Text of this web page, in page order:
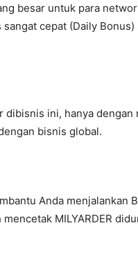
besar untuk para
cepat (Daily
ini, hanya dengan
bisnis global.
Anda menjalankan
MILYARDER